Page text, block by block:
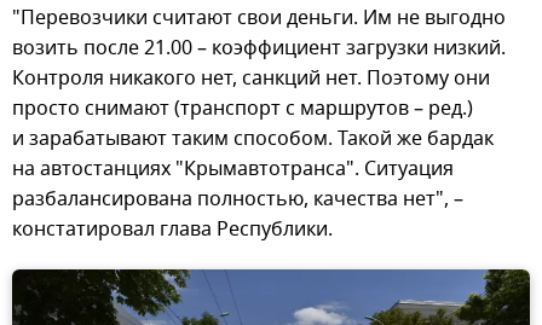
"Перевозчики считают свои деньги. Им не выгодно
возить после 21.00 – коэффициент загрузки низкий.
Контроля никакого нет, санкций нет. Поэтому они
просто снимают (транспорт с маршрутов – ред.)
и зарабатывают таким способом. Такой же бардак
на автостанциях "Крымавтотранса". Ситуация
разбалансирована полностью, качества нет", –
констатировал глава Республики.